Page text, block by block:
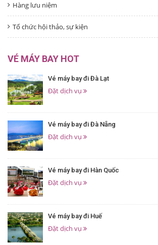
Hàng lưu niệm
Tổ chức hội thảo, sự kiện
VÉ MÁY BAY HOT
Vé máy bay đi Đà Lạt
Đặt dịch vụ
Vé máy bay đi Đà Nẵng
Đặt dịch vụ
Vé máy bay đi Hàn Quốc
Đặt dịch vụ
Vé máy bay đi Huế
Đặt dịch vụ